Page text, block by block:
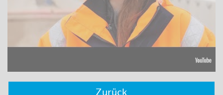
Zurück